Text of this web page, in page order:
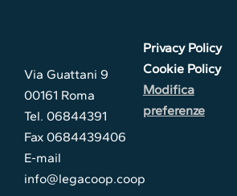
Via Guattani 9
00161 Roma
Tel. 06844391
Fax 0684439406
E-mail
info@legacoop.coop
Privacy Policy
Cookie Policy
Modifica
preferenze